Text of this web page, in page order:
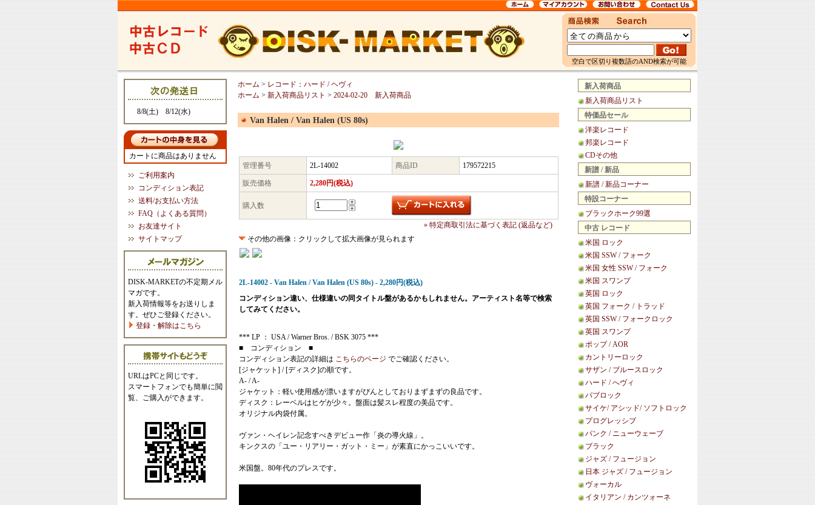
空白で区切り複数語のAND検索が可能
8/8(土) 8/12(水)
カートに商品はありません
ご利用案内
コンディション表記
送料/お支払い方法
FAQ（よくある質問）
お友達サイト
サイトマップ
DISK-MARKETの不定期メル
マガです。
新入荷情報等をお送りしま
す。ぜひご登録ください。
登録・解除はこちら
URLはPCと同じです。
スマートフォンでも簡単に閲
覧、ご購入ができます。
新入荷商品
新入荷商品リスト
特価品セール
洋楽レコード
邦楽レコード
CDその他
新譜 / 新品
新譜 / 新品コーナー
特設コーナー
ブラックホーク99選
中古 レコード
米国 ロック
米国 SSW / フォーク
米国 女性 SSW / フォーク
米国 スワンプ
英国 ロック
英国 フォーク / トラッド
英国 SSW / フォークロック
英国 スワンプ
ポップ / AOR
カントリーロック
サザン / ブルースロック
ハード / へヴィ
パブロック
サイケ/ アシッド/ ソフトロック
プログレッシブ
パンク / ニューウェーブ
ブラック
ジャズ / フュージョン
日本 ジャズ / フュージョン
ヴォーカル
イタリアン / カンツォーネ
ホーム > レコード：ハード / ヘヴィ
ホーム > 新入荷商品リスト > 2024-02-20 新入荷商品
Van Halen / Van Halen (US 80s)
管理番号 2L-14002 商品ID 179572215
販売価格 2,280円(税込)
購入数
» 特定商取引法に基づく表記 (返品など)
その他の画像：クリックして拡大画像が見られます
2L-14002 - Van Halen / Van Halen (US 80s) - 2,280円(税込)
コンディション違い、仕様違いの同タイトル盤があるかもしれません。アーティスト名等で検索
してみてください。
*** LP ： USA / Warner Bros. / BSK 3075 ***
■ コンディション ■
コンディション表記の詳細は こちらのページ でご確認ください。
[ジャケット] / [ディスク]の順です。
A- / A-
ジャケット：軽い使用感が漂いますがぴんとしておりまずまずの良品です。
ディスク：レーベルはヒゲが少々。盤面は髪スレ程度の美品です。
オリジナル内袋付属。
ヴァン・ヘイレン記念すべきデビュー作「炎の導火線」。
キンクスの「ユー・リアリー・ガット・ミー」が素直にかっこいいです。
米国盤。80年代のプレスです。